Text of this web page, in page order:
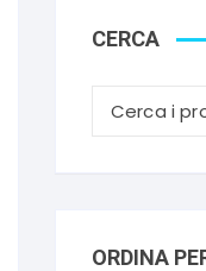
CERCA
ORDINA